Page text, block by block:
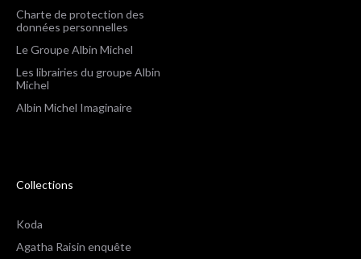
Charte de protection des
données personnelles
Le Groupe Albin Michel
Les librairies du groupe Albin
Michel
Albin Michel Imaginaire
Collections
Koda
Agatha Raisin enquête